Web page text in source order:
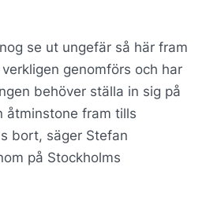
se ut ungefär så här fram
genomförs och har
behöver ställa in sig på
åtminstone fram tills
bort, säger Stefan
på Stockholms